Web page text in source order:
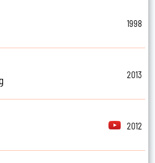
1998
2013
2012